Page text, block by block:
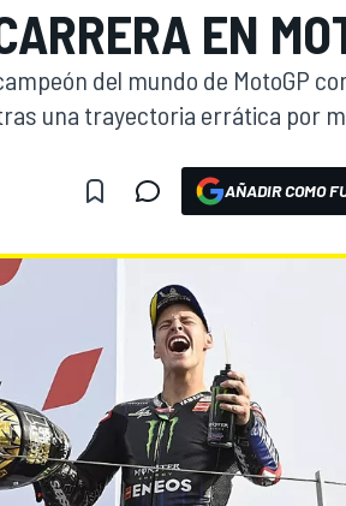
EN
del mundo de MotoGP
una trayectoria errática por
AÑADIR COMO